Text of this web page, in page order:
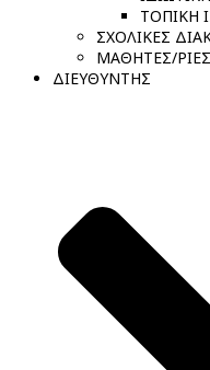
ΤΟΠΙΚΗ
ΣΧΟΛΙΚΕΣ
ΜΑΘΗΤΕΣ/ΡΙΕΣ
ΔΙΕΥΘΥΝΤΗΣ